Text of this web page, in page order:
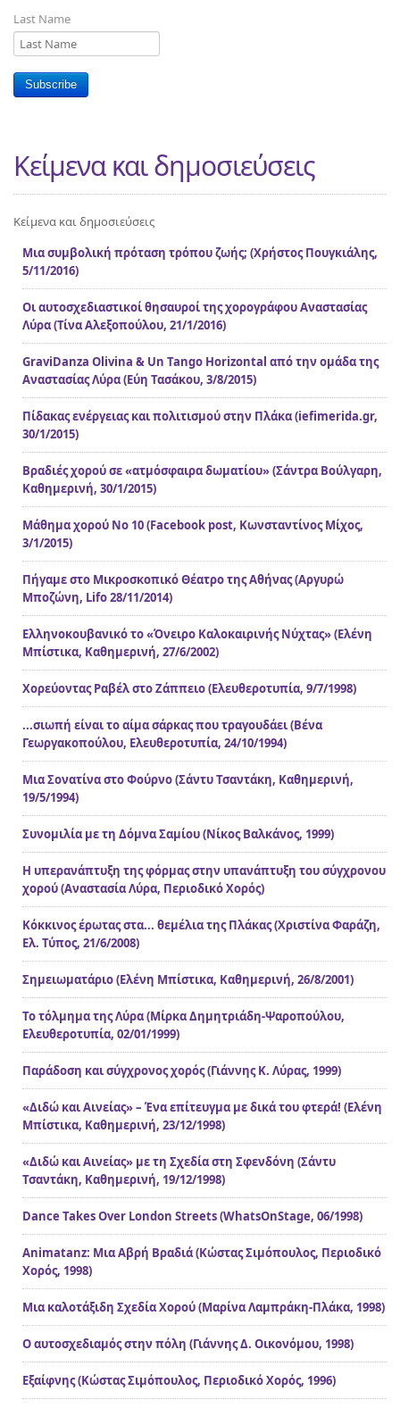
Last Name
Subscribe
Κείμενα και δημοσιεύσεις
Κείμενα και δημοσιεύσεις
Μια συμβολική πρόταση τρόπου ζωής; (Χρήστος Πουγκιάλης,
5/11/2016)
Οι αυτοσχεδιαστικοί θησαυροί της χορογράφου Αναστασίας
Λύρα (Τίνα Αλεξοπούλου, 21/1/2016)
GraviDanza Olivina & Un Tango Horizontal από την ομάδα της
Αναστασίας Λύρα (Εύη Τασάκου, 3/8/2015)
Πίδακας ενέργειας και πολιτισμού στην Πλάκα (iefimerida.gr,
30/1/2015)
Βραδιές χορού σε «ατμόσφαιρα δωματίου» (Σάντρα Βούλγαρη,
Καθημερινή, 30/1/2015)
Μάθημα χορού Νο 10 (Facebook post, Κωνσταντίνος Μίχος,
3/1/2015)
Πήγαμε στο Μικροσκοπικό Θέατρο της Αθήνας (Αργυρώ
Μποζώνη, Lifo 28/11/2014)
Ελληνοκουβανικό το «Όνειρο Καλοκαιρινής Νύχτας» (Ελένη
Μπίστικα, Καθημερινή, 27/6/2002)
Χορεύοντας Ραβέλ στο Ζάππειο (Ελευθεροτυπία, 9/7/1998)
...σιωπή είναι το αίμα σάρκας που τραγουδάει (Βένα
Γεωργακοπούλου, Ελευθεροτυπία, 24/10/1994)
Μια Σονατίνα στο Φούρνο (Σάντυ Τσαντάκη, Καθημερινή,
19/5/1994)
Συνομιλία με τη Δόμνα Σαμίου (Νίκος Βαλκάνος, 1999)
Η υπερανάπτυξη της φόρμας στην υπανάπτυξη του σύγχρονου
χορού (Αναστασία Λύρα, Περιοδικό Χορός)
Κόκκινος έρωτας στα... θεμέλια της Πλάκας (Χριστίνα Φαράζη,
Ελ. Τύπος, 21/6/2008)
Σημειωματάριο (Ελένη Μπίστικα, Καθημερινή, 26/8/2001)
Το τόλμημα της Λύρα (Μίρκα Δημητριάδη-Ψαροπούλου,
Ελευθεροτυπία, 02/01/1999)
Παράδοση και σύγχρονος χορός (Γιάννης Κ. Λύρας, 1999)
«Διδώ και Αινείας» – Ένα επίτευγμα με δικά του φτερά! (Ελένη
Μπίστικα, Καθημερινή, 23/12/1998)
«Διδώ και Αινείας» με τη Σχεδία στη Σφενδόνη (Σάντυ
Τσαντάκη, Καθημερινή, 19/12/1998)
Dance Takes Over London Streets (WhatsOnStage, 06/1998)
Animatanz: Μια Αβρή Βραδιά (Κώστας Σιμόπουλος, Περιοδικό
Χορός, 1998)
Μια καλοτάξιδη Σχεδία Χορού (Μαρίνα Λαμπράκη-Πλάκα, 1998)
Ο αυτοσχεδιαμός στην πόλη (Γιάννης Δ. Οικονόμου, 1998)
Εξαίφνης (Κώστας Σιμόπουλος, Περιοδικό Χορός, 1996)